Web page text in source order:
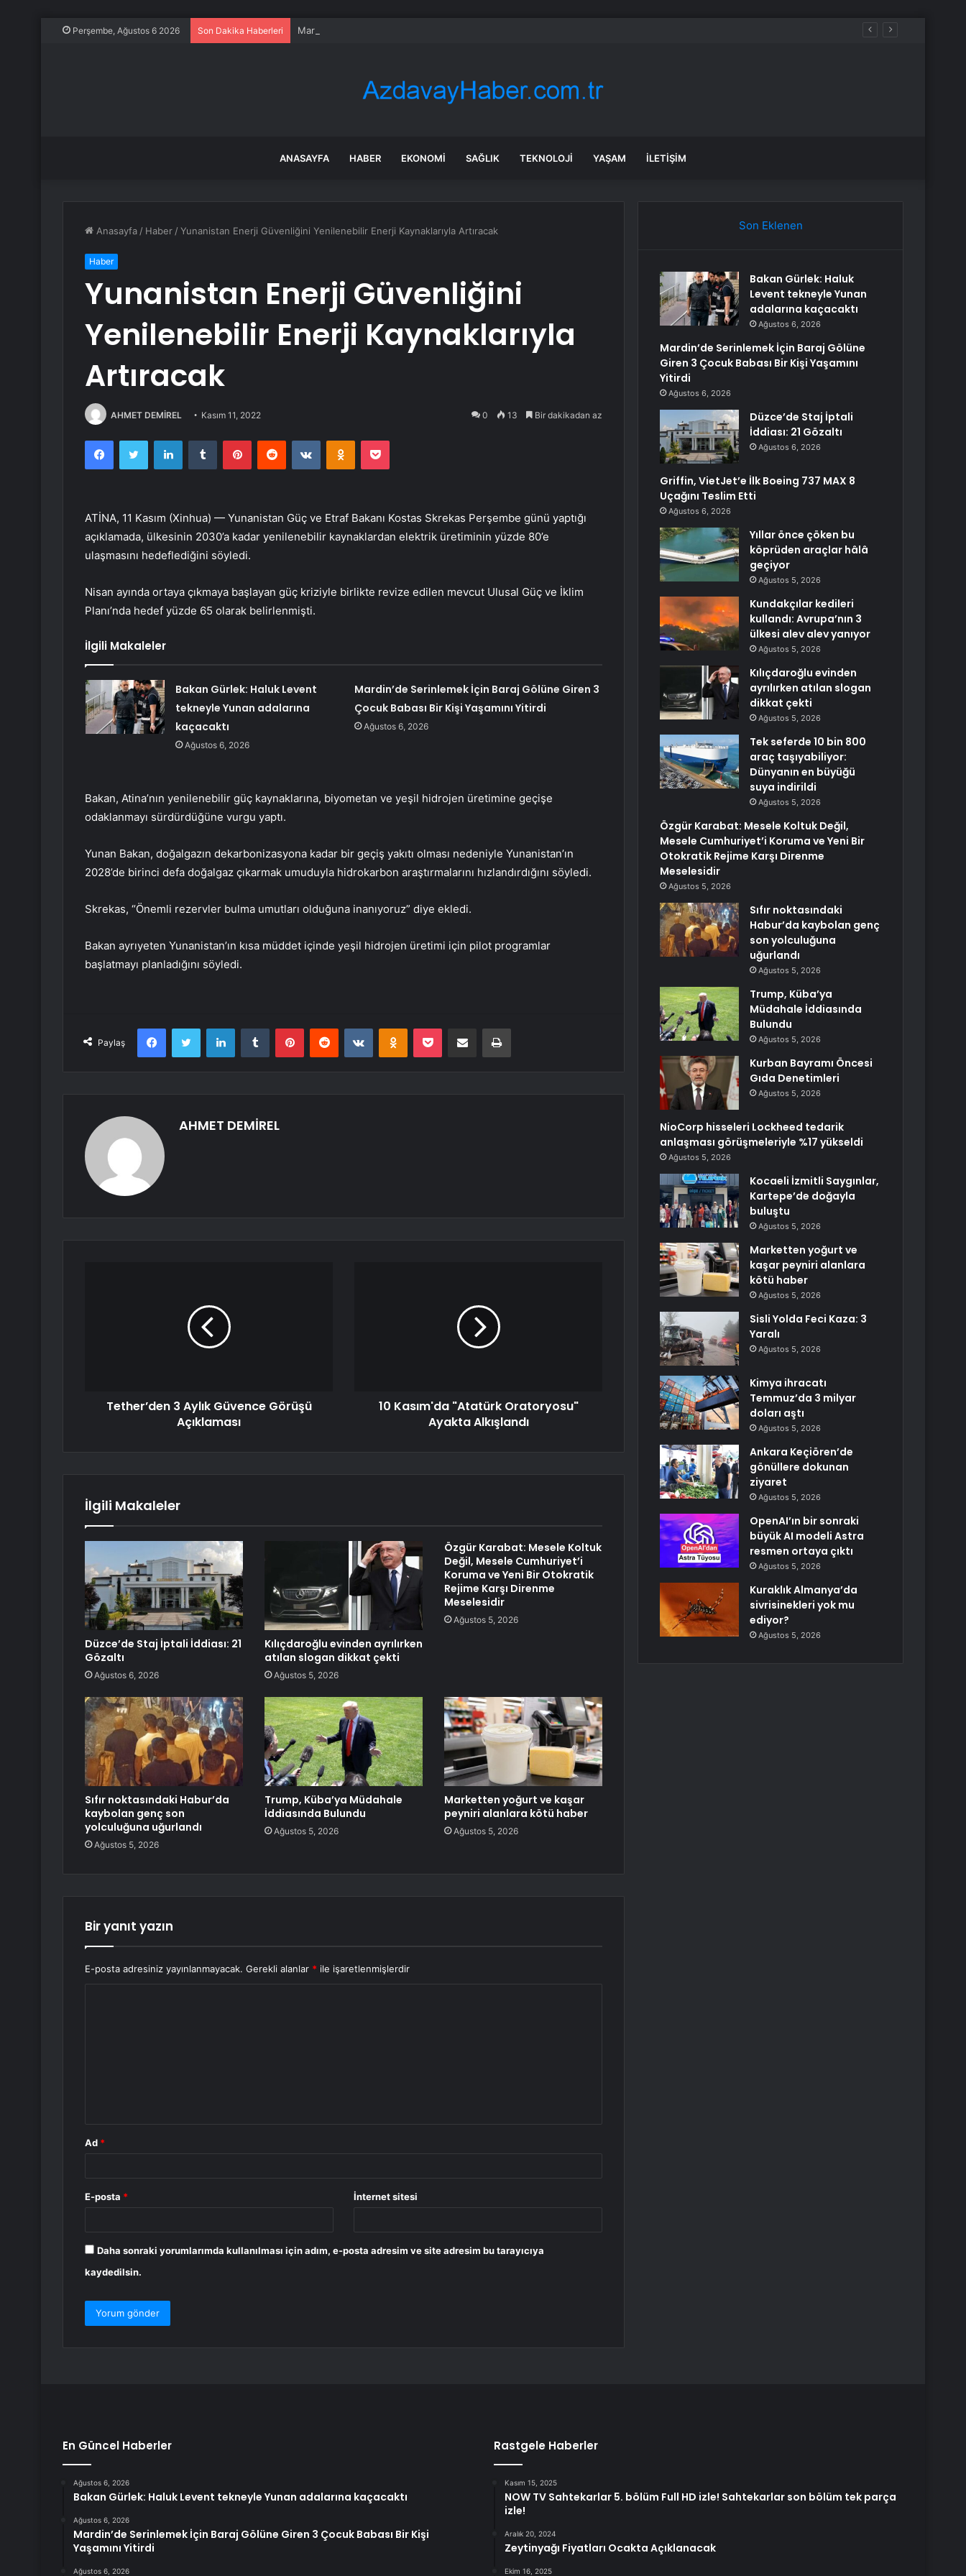
Perşembe, Ağustos 6 2026 Son Dakika Haberleri Mardin’de Serinlemek İçin Baraj Gölüne Giren 3 Çocuk Babası Bir Kişi Yaşamını Yitirdi
ANASAYFA HABER EKONOMI SAĞLIK TEKNOLOJI YAŞAM İLETIŞIM
Anasayfa / Haber /Yunanistan Enerji Güvenliğini Yenilenebilir Enerji Kaynaklarıyla Artıracak
Haber
Yunanistan Enerji Güvenliğini
Yenilenebilir Enerji Kaynaklarıyla
Artıracak
AHMET DEMİREL Kasım 11, 2022 0 13 Bir dakikadan az
FacebookTwitter LinkedInTumblr PinterestReddit VKontakteOdnoklassniki
Pocket
ATİNA, 11 Kasım (Xinhua) — Yunanistan Güç ve Etraf Bakanı Kostas Skrekas Perşembe günü yaptığı
açıklamada, ülkesinin 2030’a kadar yenilenebilir kaynaklardan elektrik üretiminin yüzde 80’e
ulaşmasını hedeflediğini söyledi.
Nisan ayında ortaya çıkmaya başlayan güç kriziyle birlikte revize edilen mevcut Ulusal Güç ve İklim
Planı’nda hedef yüzde 65 olarak belirlenmişti.
İlgili Makaleler
Bakan Gürlek: Haluk Levent
tekneyle Yunan adalarına
kaçacaktı
Ağustos 6, 2026
Mardin’de Serinlemek İçin Baraj Gölüne Giren 3
Çocuk Babası Bir Kişi Yaşamını Yitirdi
Ağustos 6, 2026
Bakan, Atina’nın yenilenebilir güç kaynaklarına, biyometan ve yeşil hidrojen üretimine geçişe
odaklanmayı sürdürdüğüne vurgu yaptı.
Yunan Bakan, doğalgazın dekarbonizasyona kadar bir geçiş yakıtı olması nedeniyle Yunanistan’ın
2028’de birinci defa doğalgaz çıkarmak umuduyla hidrokarbon araştırmalarını hızlandırdığını söyledi.
Skrekas, “Önemli rezervler bulma umutları olduğuna inanıyoruz” diye ekledi.
Bakan ayrıyeten Yunanistan’ın kısa müddet içinde yeşil hidrojen üretimi için pilot programlar
başlatmayı planladığını söyledi.
Paylaş
FacebookTwitter LinkedInTumblr PinterestReddit VKontakteOdnoklassniki
Pocket E-Posta ile paylaş Yazdır
AHMET DEMİREL
Tether’den 3 Aylık Güvence Görüşü
Açıklaması
10 Kasım'da "Atatürk Oratoryosu"
Ayakta Alkışlandı
İlgili Makaleler
Düzce’de Staj İptali İddiası: 21
Gözaltı
Ağustos 6, 2026
Kılıçdaroğlu evinden ayrılırken
atılan slogan dikkat çekti
Ağustos 5, 2026
Özgür Karabat: Mesele Koltuk
Değil, Mesele Cumhuriyet’i
Koruma ve Yeni Bir Otokratik
Rejime Karşı Direnme
Meselesidir
Ağustos 5, 2026
Sıfır noktasındaki Habur’da
kaybolan genç son
yolculuğuna uğurlandı
Ağustos 5, 2026
Trump, Küba’ya Müdahale
İddiasında Bulundu
Ağustos 5, 2026
Marketten yoğurt ve kaşar
peyniri alanlara kötü haber
Ağustos 5, 2026
Bir yanıt yazın
E-posta adresiniz yayınlanmayacak. Gerekli alanlar * ile işaretlenmişlerdir
Ad *
E-posta * İnternet sitesi
Daha sonraki yorumlarımda kullanılması için adım, e-posta adresim ve site adresim bu tarayıcıya
kaydedilsin.
Son Eklenen
Bakan Gürlek: Haluk
Levent tekneyle Yunan
adalarına kaçacaktı
Ağustos 6, 2026
Mardin’de Serinlemek İçin Baraj Gölüne
Giren 3 Çocuk Babası Bir Kişi Yaşamını
Yitirdi
Ağustos 6, 2026
Düzce’de Staj İptali
İddiası: 21 Gözaltı
Ağustos 6, 2026
Griffin, VietJet’e İlk Boeing 737 MAX 8
Uçağını Teslim Etti
Ağustos 6, 2026
Yıllar önce çöken bu
köprüden araçlar hâlâ
geçiyor
Ağustos 5, 2026
Kundakçılar kedileri
kullandı: Avrupa’nın 3
ülkesi alev alev yanıyor
Ağustos 5, 2026
Kılıçdaroğlu evinden
ayrılırken atılan slogan
dikkat çekti
Ağustos 5, 2026
Tek seferde 10 bin 800
araç taşıyabiliyor:
Dünyanın en büyüğü
suya indirildi
Ağustos 5, 2026
Özgür Karabat: Mesele Koltuk Değil,
Mesele Cumhuriyet’i Koruma ve Yeni Bir
Otokratik Rejime Karşı Direnme
Meselesidir
Ağustos 5, 2026
Sıfır noktasındaki
Habur’da kaybolan genç
son yolculuğuna
uğurlandı
Ağustos 5, 2026
Trump, Küba’ya
Müdahale İddiasında
Bulundu
Ağustos 5, 2026
Kurban Bayramı Öncesi
Gıda Denetimleri
Ağustos 5, 2026
NioCorp hisseleri Lockheed tedarik
anlaşması görüşmeleriyle %17 yükseldi
Ağustos 5, 2026
Kocaeli İzmitli Saygınlar,
Kartepe’de doğayla
buluştu
Ağustos 5, 2026
Marketten yoğurt ve
kaşar peyniri alanlara
kötü haber
Ağustos 5, 2026
Sisli Yolda Feci Kaza: 3
Yaralı
Ağustos 5, 2026
Kimya ihracatı
Temmuz’da 3 milyar
doları aştı
Ağustos 5, 2026
Ankara Keçiören’de
gönüllere dokunan
ziyaret
Ağustos 5, 2026
OpenAI’ın bir sonraki
büyük AI modeli Astra
resmen ortaya çıktı
Ağustos 5, 2026
Kuraklık Almanya’da
sivrisinekleri yok mu
ediyor?
Ağustos 5, 2026
En Güncel Haberler
Ağustos 6, 2026
Bakan Gürlek: Haluk Levent tekneyle Yunan adalarına kaçacaktı
Ağustos 6, 2026
Mardin’de Serinlemek İçin Baraj Gölüne Giren 3 Çocuk Babası Bir Kişi
Yaşamını Yitirdi
Ağustos 6, 2026
Rastgele Haberler
Kasım 15, 2025
NOW TV Sahtekarlar 5. bölüm Full HD izle! Sahtekarlar son bölüm tek parça
izle!
Aralık 20, 2024
Zeytinyağı Fiyatları Ocakta Açıklanacak
Ekim 16, 2025